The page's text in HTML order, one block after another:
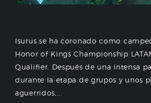
Isurus se ha coronado como
Honor of Kings Championship
Qualifier. Después de una intensa
durante la etapa de grupos y unos
aguerridos,...